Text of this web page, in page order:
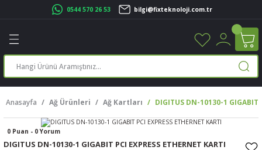
0544 570 26 53 bilgi@fixteknoloji.com.tr
Geri Dön
Geri Dön
Geri Dön
Yazıcı
Geri Dön
Geri Dön
Geri Dön
Geri Dön
Geri Dön
Anasayfa Ağ Ürünleri Ağ Kartları DIGITUS DN-10130-1 GIGABIT
0 Puan - 0 Yorum
DIGITUS DN-10130-1 GIGABIT PCI EXPRESS ETHERNET KARTI